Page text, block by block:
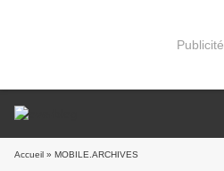
Publicité
Accueil » MOBILE.ARCHIVES